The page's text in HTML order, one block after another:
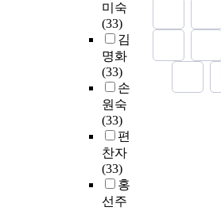
미숙
(33)
김
명화
(33)
손
원숙
(33)
편
찬자
(33)
홍
선주